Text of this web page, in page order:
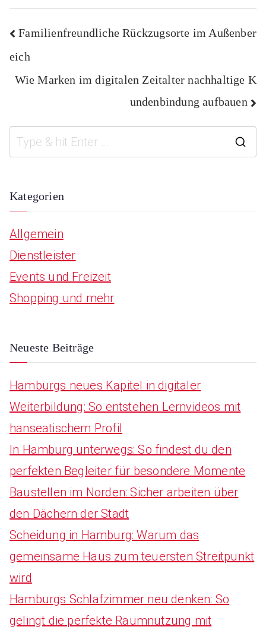
Beitragsnavigation
Familienfreundliche Rückzugsorte im Außenber
eich
Wie Marken im digitalen Zeitalter nachhaltige K
undenbindung aufbauen
r
Kategorien
Allgemein
Dienstleister
Events und Freizeit
Shopping und mehr
Neueste Beiträge
Hamburgs neues Kapitel in digitaler
Weiterbildung: So entstehen Lernvideos mit
hanseatischem Profil
In Hamburg unterwegs: So findest du den
perfekten Begleiter für besondere Momente
Baustellen im Norden: Sicher arbeiten über
den Dächern der Stadt
Scheidung in Hamburg: Warum das
gemeinsame Haus zum teuersten Streitpunkt
wird
Hamburgs Schlafzimmer neu denken: So
gelingt die perfekte Raumnutzung mit